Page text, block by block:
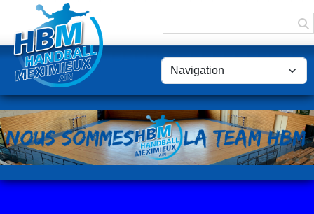
Panneau de gestion des cookies